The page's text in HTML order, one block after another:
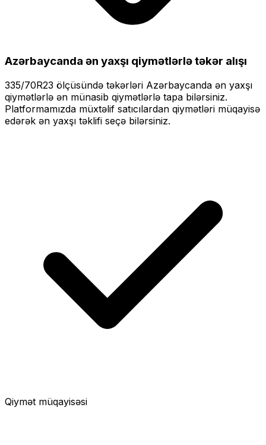
Azərbaycanda ən yaxşı qiymətlərlətəkər alışı
335/70R23 ölçüsündə təkərləri Azərbaycanda ən yaxşı
qiymətlərlə ən münasib qiymətlərlə tapa bilərsiniz.
Platformamızda müxtəlif satıcılardan qiymətləri müqayisə
edərək ən yaxşı təklifi seçə bilərsiniz.
Qiymət müqayisəsi